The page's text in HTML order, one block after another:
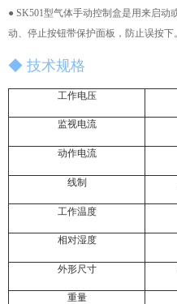
● SK501型气体手动控制盒是用来启动
动、停止按钮带保护面板，防止误按下。
◆ 技术规格
工作电压
监视电流
动作电流
线制
工作温度
相对湿度
外形尺寸
重量